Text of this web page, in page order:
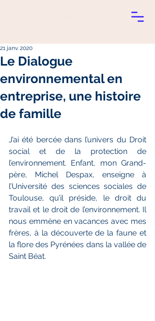
Le Dialogue
environnemental en
entreprise, une histoire
de famille
21 janv. 2020
J’ai été bercée dans l’univers du Droit
social et de la protection de
l’environnement. Enfant, mon Grand-
père, Michel Despax, enseigne à
l’Université des sciences sociales de
Toulouse, qu’il préside, le droit du
travail et le droit de l’environnement. Il
nous emmène en vacances avec mes
frères, à la découverte de la faune et
la flore des Pyrénées dans la vallée de
Saint Béat.